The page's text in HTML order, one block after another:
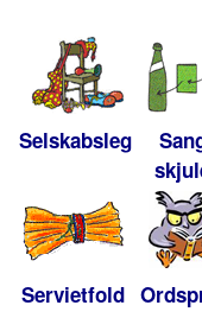
Selskabsleg
Servietfold